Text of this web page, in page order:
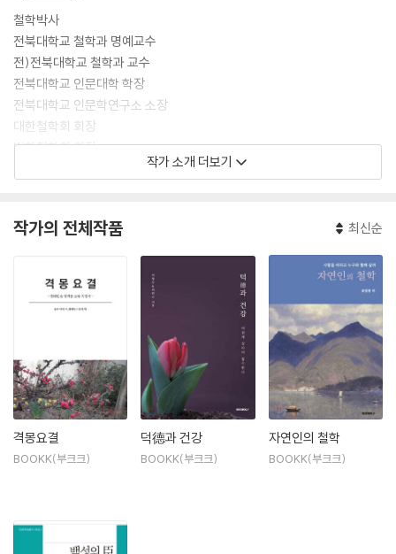
철학박사
전북대학교 철학과 명예교수
전)전북대학교 철학과 교수
전북대학교 인문대학 학장
전북대학교 인문학연구소 소장
대한철학회 회장
범한철학회 회장
『자연인의 철학』
중국철학 주자철학에 관한
논문 다수
작가 소개 더보기
작가의 전체작품 최신순
격몽요결
BOOKK(부크크)
덕德과 건강
BOOKK(부크크)
자연인의 철학
BOOKK(부크크)